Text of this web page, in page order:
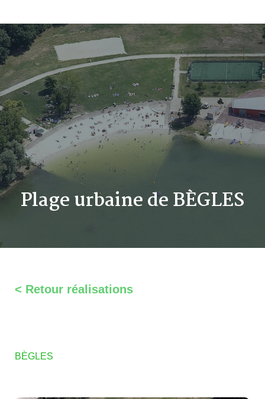
Plage urbaine de BÈGLES
< Retour réalisations
BÈGLES